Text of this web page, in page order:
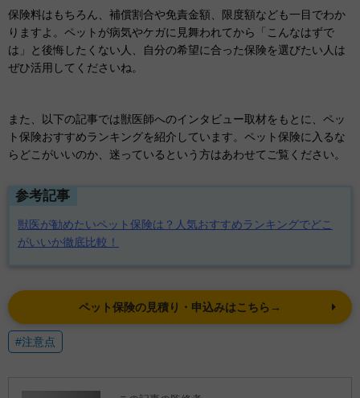
保険料はもちろん、補償割合や免責金額、限度額なども一目でわか
りますよ。ペットが病気やケガに見舞われてから「こんなはずで
は」と後悔したくない人、自分の希望に合った保険を選びたい人は
ぜひ活用してくださいね。
また、以下の記事では獣医師へのインタビュー取材をもとに、ペッ
ト保険おすすめランキングを紹介しています。ペット保険に入るな
らどこがいいのか、迷っているという方はあわせてご覧ください。
参考記事
獣医が勧めたいペット保険は？人気おすすめランキングでどこ
がいいか徹底比較！
ペット保険の見積り・申込みはこちら→
#注意点